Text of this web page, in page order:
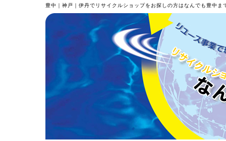
豊中｜神戸｜伊丹でリサイクルショップをお探しの方はなんでも豊中ま